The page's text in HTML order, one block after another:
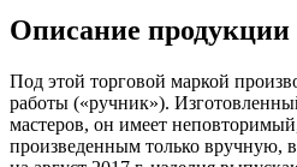
Описание продукции
Под этой торговой маркой
работы («ручник»).
мастеров, он имеет
произведенным только вручную,